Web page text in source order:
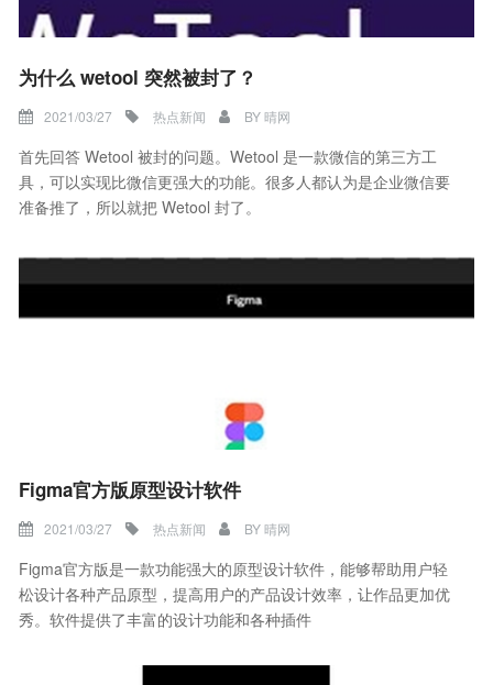
为什么 wetool 突然被封了？
2021/03/27 热点新闻 BY晴网
首先回答 Wetool 被封的问题。Wetool 是一款微信的第三方工
具，可以实现比微信更强大的功能。很多人都认为是企业微信要
准备推了，所以就把 Wetool 封了。
Figma官方版原型设计软件
2021/03/27 热点新闻 BY晴网
Figma官方版是一款功能强大的原型设计软件，能够帮助用户轻
松设计各种产品原型，提高用户的产品设计效率，让作品更加优
秀。软件提供了丰富的设计功能和各种插件